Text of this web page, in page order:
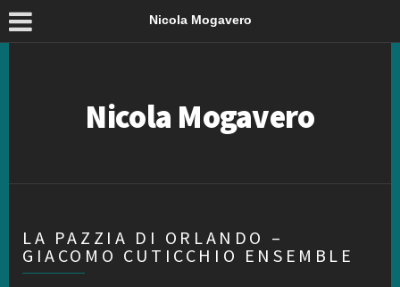
Nicola Mogavero
Nicola Mogavero
LA PAZZIA DI ORLANDO –
GIACOMO CUTICCHIO ENSEMBLE